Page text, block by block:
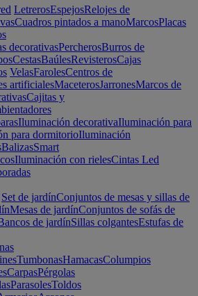
LetrerosEspejosRelojes de
Cuadros pintados a manoMarcosPlacas
decorativasPercherosBurros de
CestasBaúlesRevisterosCajas
VelasFarolesCentros de
artificialesMaceterosJarronesMarcos de
Cajitas y
Iluminación decorativaIluminación para
para dormitorioIluminación
BalizasSmart
Iluminación con rielesCintas Led
Set de jardínConjuntos de mesas y sillas de
Mesas de jardínConjuntos de sofás de
de jardínSillas colgantesEstufas de
TumbonasHamacasColumpios
CarpasPérgolas
ParasolesToldos